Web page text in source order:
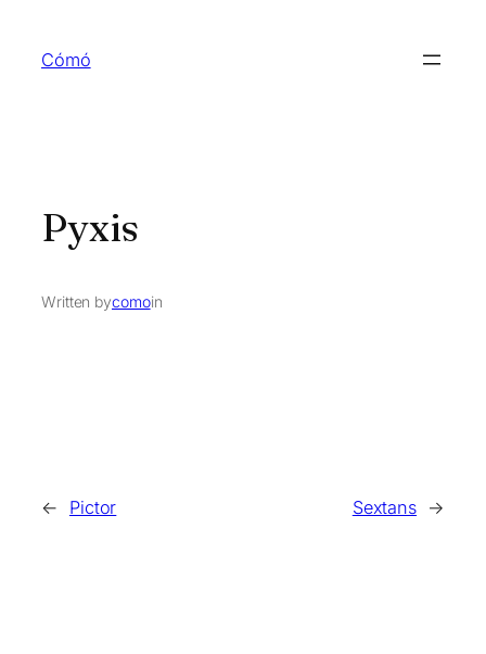
content
Cómó
Pyxis
Written bycomoin
← Pictor Sextans →